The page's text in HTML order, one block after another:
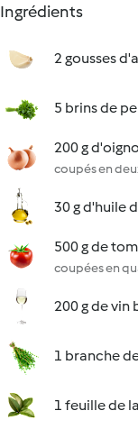
Ingrédients
2 gousses
5 brins de
200 g
coupés en
30 g d'huile
500 g de
coupées en
200 g de vin
1 branche
1 feuille de